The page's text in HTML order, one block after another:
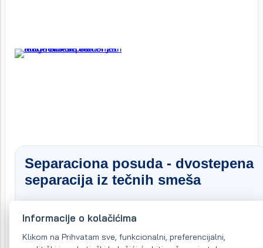
Informacije o kolačićima
Klikom na Prihvatam sve, funkcionalni, preferencijalni,
Separaciona posuda - dvostepena
separacija iz tečnih smeša
uhvatio protočni separator sa automatskim čišćenjem.